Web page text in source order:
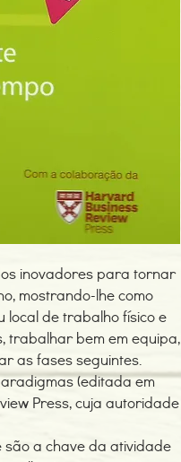
inovadores para tornar
mostrando-lhe como
local de trabalho físico e
trabalhar bem em equipa,
as fases seguintes.
(editada em
Press, cuja autoridade
são a chave da atividade